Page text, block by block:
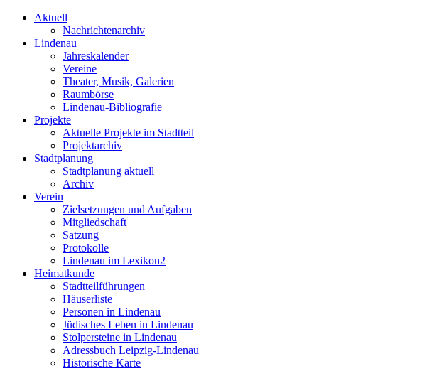
Aktuell
Nachrichtenarchiv
Lindenau
Jahreskalender
Vereine
Theater, Musik, Galerien
Raumbörse
Lindenau-Bibliografie
Projekte
Aktuelle Projekte im Stadtteil
Projektarchiv
Stadtplanung
Stadtplanung aktuell
Archiv
Verein
Zielsetzungen und Aufgaben
Mitgliedschaft
Satzung
Protokolle
Lindenau im Lexikon2
Heimatkunde
Stadtteilführungen
Häuserliste
Personen in Lindenau
Jüdisches Leben in Lindenau
Stolpersteine in Lindenau
Adressbuch Leipzig-Lindenau
Historische Karte